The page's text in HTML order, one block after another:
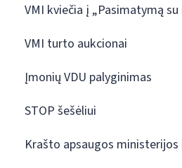
VMI kviečia į „Pasimatymą
VMI turto aukcionai
Įmonių VDU palyginimas
STOP šešėliui
Krašto apsaugos